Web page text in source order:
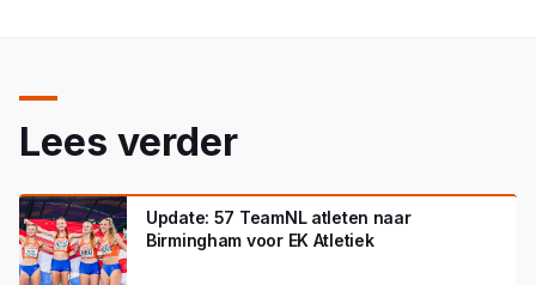
Lees verder
Update: 57 TeamNL atleten naar
Birmingham voor EK Atletiek